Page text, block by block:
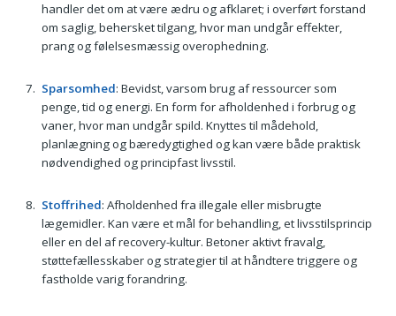
handler det om at være ædru og afklaret; i overført forstand
om saglig, behersket tilgang, hvor man undgår effekter,
prang og følelsesmæssig overophedning.
Sparsomhed: Bevidst, varsom brug af ressourcer som
penge, tid og energi. En form for afholdenhed i forbrug og
vaner, hvor man undgår spild. Knyttes til mådehold,
planlægning og bæredygtighed og kan være både praktisk
nødvendighed og principfast livsstil.
Stoffrihed: Afholdenhed fra illegale eller misbrugte
lægemidler. Kan være et mål for behandling, et livsstilsprincip
eller en del af recovery-kultur. Betoner aktivt fravalg,
støttefællesskaber og strategier til at håndtere triggere og
fastholde varig forandring.